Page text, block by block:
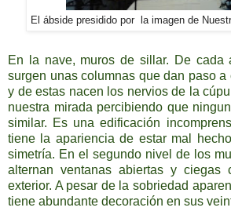
El ábside presidido por la imagen de
En la nave, muros de sillar. De cada
surgen unas columnas que dan paso a
y de estas nacen los nervios de la
nuestra mirada percibiendo que
similar. Es una edificación
tiene la apariencia de estar mal
simetría. En el segundo nivel de los
alternan ventanas abiertas y ciegas
exterior. A pesar de la sobriedad
tiene abundante decoración en sus